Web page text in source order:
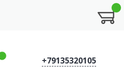
+79135320105